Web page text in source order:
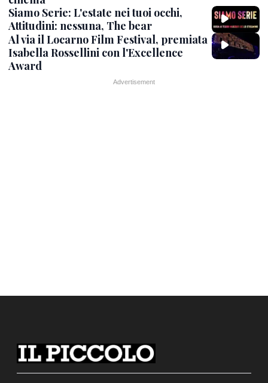
Siamo Serie: L'estate nei tuoi occhi,
Attitudini: nessuna, The bear
Al via il Locarno Film Festival, premiata
Isabella Rossellini con l'Excellence
Award